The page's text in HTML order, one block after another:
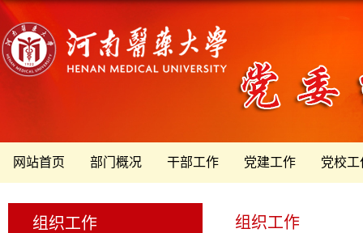
网站首页 部门概况 干部工作 党建工作 党校工
组织工作 组织工作